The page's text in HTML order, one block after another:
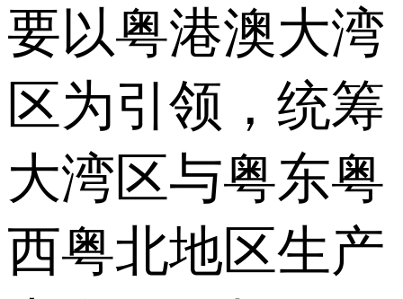
要以粤港澳大湾
区为引领，统筹
大湾区与粤东粤
西粤北地区生产